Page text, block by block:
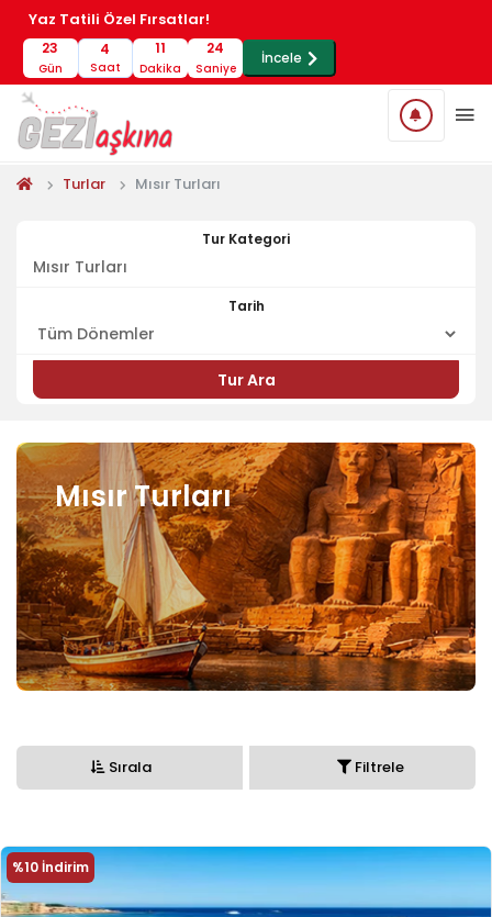
Yaz Tatili Özel Fırsatlar!
23
Gün
4
Saat
11
Dakika
23
Saniye
İncele
Turlar Mısır Turları
Tur Kategori
Tarih
Tur Ara
Mısır Turları
Sırala Filtrele
%10 İndirim